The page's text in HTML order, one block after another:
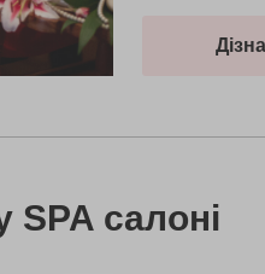
SPA салоні